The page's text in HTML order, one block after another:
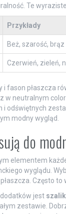
Te
Przykłady
Beż, szarość, brąz
Czerwień, zieleń,
i fason płaszcza
w neutralnym
i odświętnych
modny wygląd.
do
elementem
wyglądu.
Często
jest szalik
zestawie.